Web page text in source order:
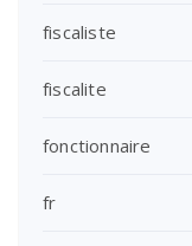
fiscaliste
fiscalite
fonctionnaire
fr